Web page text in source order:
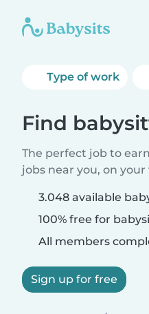
Type of work
Find
The perfect job to
jobs near you, on your
3.048 available
100% free for
All members
Sign up for free